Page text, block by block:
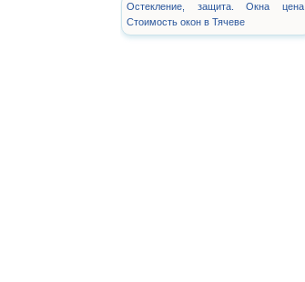
Остекление, защита. Окна цена.
Стоимость окон в Тячеве